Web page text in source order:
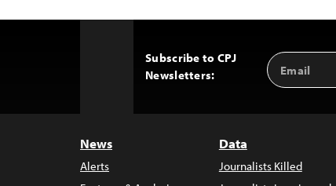
Subscribe to CPJ
Newsletters:
Email
Address
News
Alerts
Data
Journalists Killed